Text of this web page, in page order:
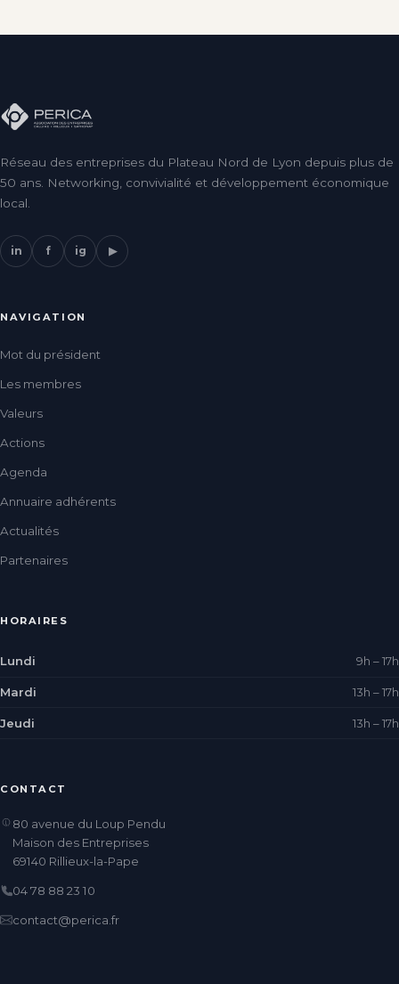
Réseau des entreprises du Plateau Nord de Lyon depuis plus de
50 ans. Networking, convivialité et développement économique
local.
in f ig ▶
NAVIGATION
Mot du président
Les membres
Valeurs
Actions
Agenda
Annuaire adhérents
Actualités
Partenaires
HORAIRES
Lundi 9h – 17h
Mardi 13h – 17h
Jeudi 13h – 17h
CONTACT
80 avenue du Loup Pendu
Maison des Entreprises
69140 Rillieux-la-Pape
04 78 88 23 10
contact@perica.fr